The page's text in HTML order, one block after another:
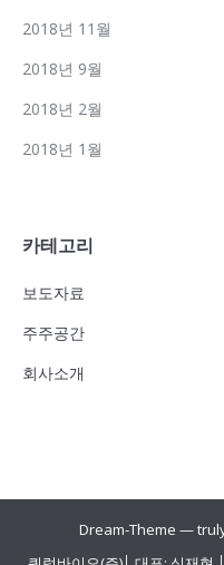
2018년 11월
2018년 9월
2018년 2월
2018년 1월
카테고리
보도자료
주주공간
회사소개
Dream-Theme —